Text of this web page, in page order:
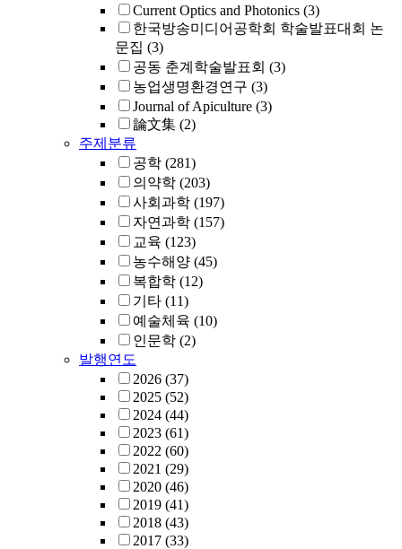
Current Optics and Photonics (3)
한국방송미디어공학회 학술발표대회 논
문집 (3)
공동 춘계학술발표회 (3)
농업생명환경연구 (3)
Journal of Apiculture (3)
論文集 (2)
주제분류
공학 (281)
의약학 (203)
사회과학 (197)
자연과학 (157)
교육 (123)
농수해양 (45)
복합학 (12)
기타 (11)
예술체육 (10)
인문학 (2)
발행연도
2026 (37)
2025 (52)
2024 (44)
2023 (61)
2022 (60)
2021 (29)
2020 (46)
2019 (41)
2018 (43)
2017 (33)